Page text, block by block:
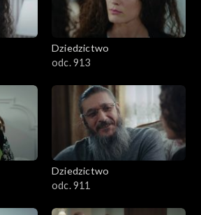
Dziedzictwo
odc. 913
Dziedzictwo
odc. 911